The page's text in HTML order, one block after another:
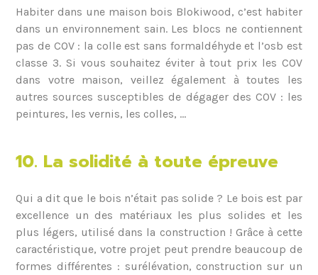
Habiter dans une maison bois Blokiwood, c’est habiter
dans un environnement sain. Les blocs ne contiennent
pas de COV : la colle est sans formaldéhyde et l’osb est
classe 3. Si vous souhaitez éviter à tout prix les COV
dans votre maison, veillez également à toutes les
autres sources susceptibles de dégager des COV : les
peintures, les vernis, les colles, …
10. La solidité à toute épreuve
Qui a dit que le bois n’était pas solide ? Le bois est par
excellence un des matériaux les plus solides et les
plus légers, utilisé dans la construction ! Grâce à cette
caractéristique, votre projet peut prendre beaucoup de
formes différentes : surélévation, construction sur un